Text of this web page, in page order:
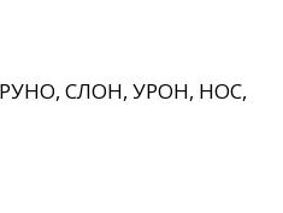
СЛОН, УРОН, НОС,